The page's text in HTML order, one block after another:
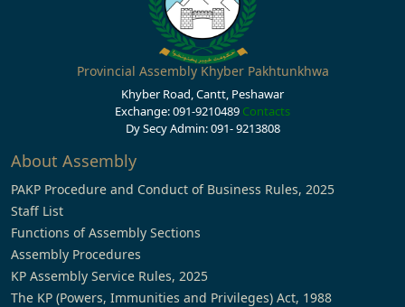
Provincial Assembly Khyber Pakhtunkhwa
Khyber Road, Cantt, Peshawar
Exchange: 091-9210489 Contacts
Dy Secy Admin: 091- 9213808
About Assembly
PAKP Procedure and Conduct of Business Rules, 2025
Staff List
Functions of Assembly Sections
Assembly Procedures
KP Assembly Service Rules, 2025
The KP (Powers, Immunities and Privileges) Act, 1988